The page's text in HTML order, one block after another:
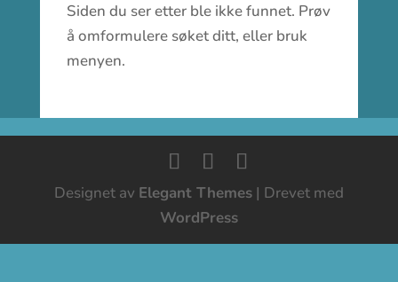
Siden du ser etter ble ikke funnet. Prøv
å omformulere søket ditt, eller bruk
menyen.
Designet av Elegant Themes| Drevet med
WordPress